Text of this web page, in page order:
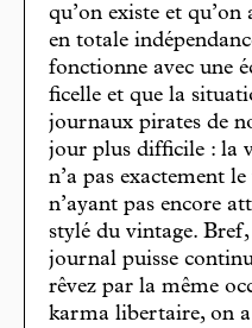
qu’on existe et qu’on
en totale
fonctionne avec une
ficelle et que la
journaux pirates de
jour plus difficile : la
n’a pas exactement
n’ayant pas encore
stylé du vintage.
journal puisse
rêvez par la même
karma libertaire, on